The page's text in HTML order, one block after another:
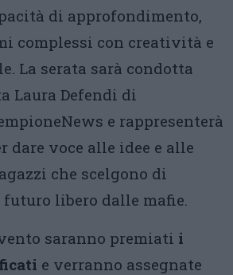
di approfondimento,
complessi con creatività e
La serata sarà condotta
Laura Defendi di
e rappresenterà
dare voce alle idee e alle
che scelgono di
libero dalle mafie.
saranno premiati i
e verranno assegnate